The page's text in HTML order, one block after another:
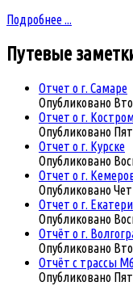
Подробнее ...
Путевые
Отчет о г. Самаре
Опубликовано
Отчет о г.
Опубликовано
Отчет о г. Курске
Опубликовано
Отчет о г.
Опубликовано
Отчет о г.
Опубликовано
Отчёт о г.
Опубликовано
Отчёт с трассы
Опубликовано